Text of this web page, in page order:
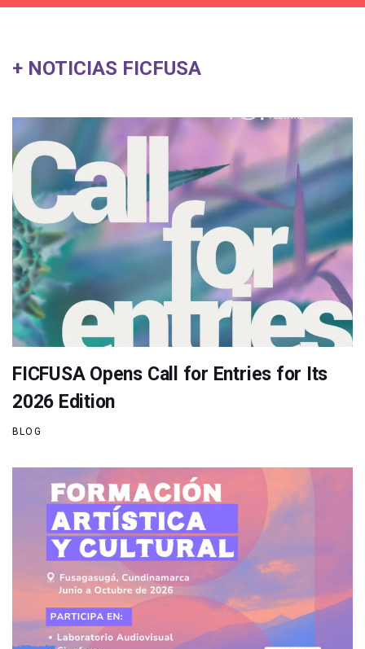
+ NOTICIAS FICFUSA
FICFUSA Opens Call for Entries for Its
2026 Edition
BLOG